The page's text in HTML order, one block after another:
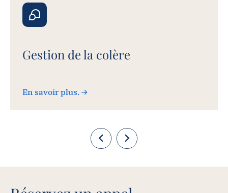
Gestion de la colère
En savoir plus.